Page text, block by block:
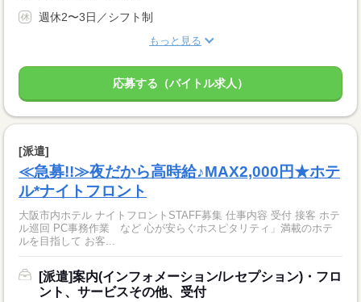
週休2〜3日／シフト制
もっと見る
応募する（バイトル求人）
[派遣]
≪急募!!≫夜だから高時給♪MAX2,000円★ホテ
ル*ナイトフロント
大阪市内ホテル ナイトフロントSTAFF募集 仕事内容 受付 接客 ホテ
ル巡回 PC事務作業 など 心が安らぐホスピタリティ」満載のホテ
ルを目指して お客...
[派遣]案内(インフォメーション/レセプション)・フロ
ント、サービスその他、受付